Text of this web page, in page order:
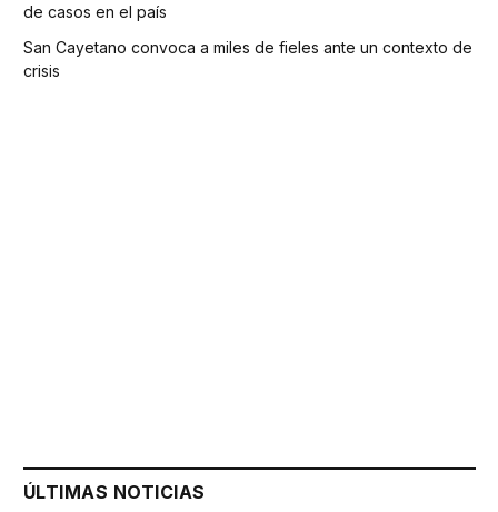
de casos en el país
San Cayetano convoca a miles de fieles ante un contexto de
crisis
ÚLTIMAS NOTICIAS